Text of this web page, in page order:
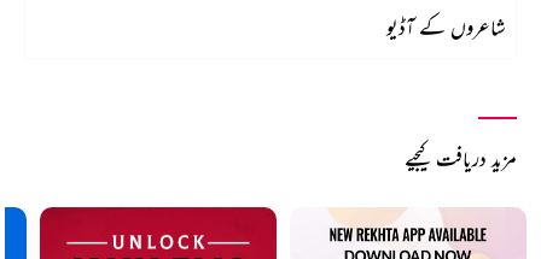
شاعروں کے آڈیو
مزید دریافت کیجیے